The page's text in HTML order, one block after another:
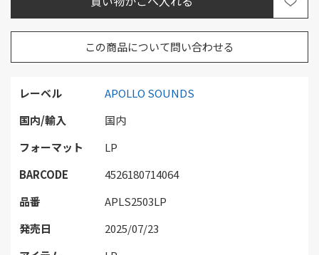
レーベル
APOLLO SOUNDS
国内/輸入
国内
フォーマット
LP
BARCODE
4526180714064
品番
APLS2503LP
発売日
2025/07/23
この商品について問い合わせる